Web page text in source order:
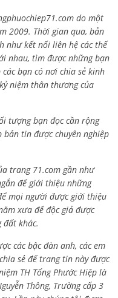
do một
2009. Thời gian qua, bản
như kết nối liên hệ các thế
nhau, tìm được những bạn
bạn có nơi chia sẻ kinh
niệm thân thương của
tượng bạn đọc cần rộng
bản tin được chuyên nghiệp
trang 71.com gần như
để giới thiệu những
mọi người được giới thiệu
xưa để độc giả được
đất khác.
các bậc đàn anh, các em
sẻ để trang tin này được
TH Tống Phước Hiệp là
Thông, Trường cấp 3